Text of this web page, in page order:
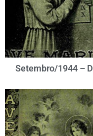
Setembro/1944 – D